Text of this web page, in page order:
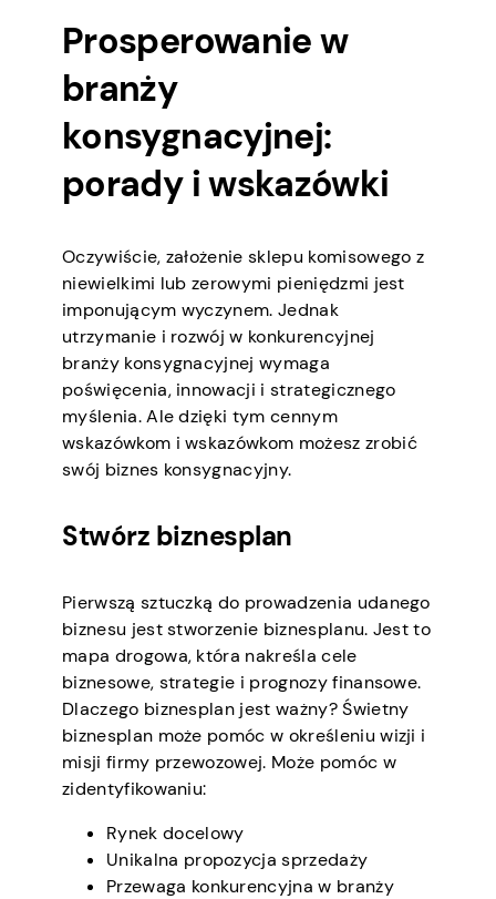
Prosperowanie w
branży
konsygnacyjnej:
porady i wskazówki
Oczywiście, założenie sklepu komisowego z
niewielkimi lub zerowymi pieniędzmi jest
imponującym wyczynem. Jednak
utrzymanie i rozwój w konkurencyjnej
branży konsygnacyjnej wymaga
poświęcenia, innowacji i strategicznego
myślenia. Ale dzięki tym cennym
wskazówkom i wskazówkom możesz zrobić
swój biznes konsygnacyjny.
Stwórz biznesplan
Pierwszą sztuczką do prowadzenia udanego
biznesu jest stworzenie biznesplanu. Jest to
mapa drogowa, która nakreśla cele
biznesowe, strategie i prognozy finansowe.
Dlaczego biznesplan jest ważny? Świetny
biznesplan może pomóc w określeniu wizji i
misji firmy przewozowej. Może pomóc w
zidentyfikowaniu:
Rynek docelowy
Unikalna propozycja sprzedaży
Przewaga konkurencyjna w branży